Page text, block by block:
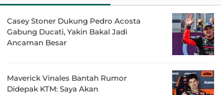
Casey Stoner Dukung Pedro Acosta
Gabung Ducati, Yakin Bakal Jadi
Ancaman Besar
Maverick Vinales Bantah Rumor
Didepak KTM: Saya Akan